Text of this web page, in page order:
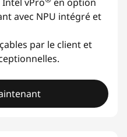
avec NPU intégré et
par le client et